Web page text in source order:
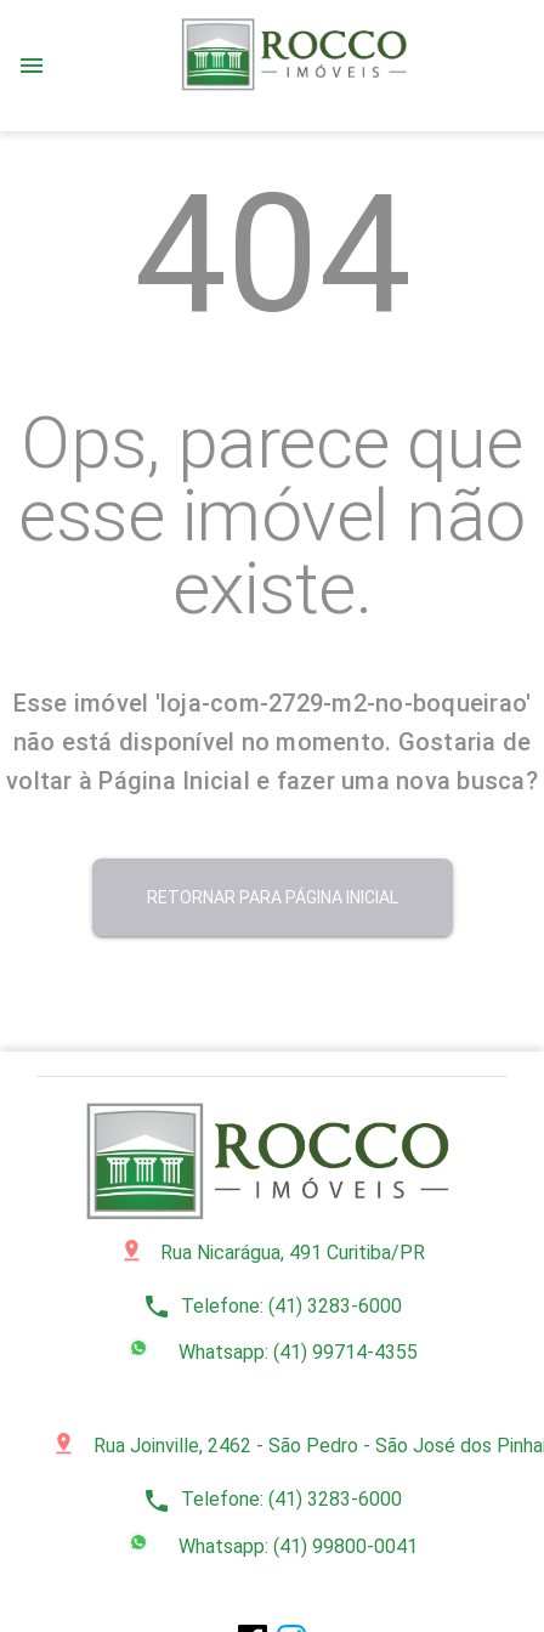
menu
pin_drop Rua Nicarágua, 491 Curitiba/PR
phone Telefone: (41) 3283-6000
Whatsapp: (41) 99714-4355
pin_drop Rua Joinville, 2462 - São Pedro - São José dos
phone Telefone: (41) 3283-6000
Whatsapp: (41) 99800-0041
404
Ops, parece que
esse imóvel não
existe.
Esse imóvel 'loja-com-2729-m2-no-boqueirao'
não está disponível no momento. Gostaria de
voltar à Página Inicial e fazer uma nova busca?
RETORNAR PARA PÁGINA INICIAL